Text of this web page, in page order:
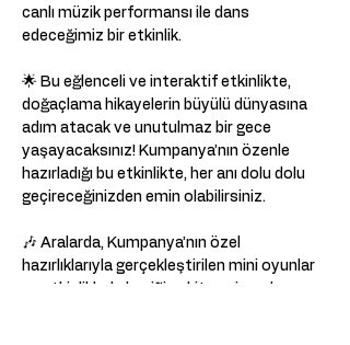
canlı müzik performansı ile dans
edeceğimiz bir etkinlik.
🌟 Bu eğlenceli ve interaktif etkinlikte,
doğaçlama hikayelerin büyülü dünyasına
adım atacak ve unutulmaz bir gece
yaşayacaksınız! Kumpanya’nın özenle
hazırladığı bu etkinlikte, her anı dolu dolu
geçireceğinizden emin olabilirsiniz.
🎶 Aralarda, Kumpanya’nın özel
hazırlıklarıyla gerçekleştirilen mini oyunlar